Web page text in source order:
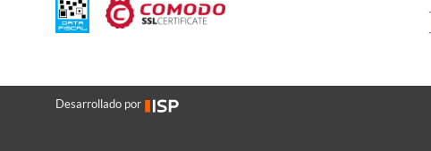
Desarrollado por